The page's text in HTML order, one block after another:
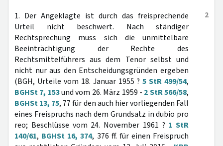
2
1. Der Angeklagte ist durch das freisprechende
Urteil nicht beschwert. Nach ständiger
Rechtsprechung muss sich die unmittelbare
Beeinträchtigung der Rechte des
Rechtsmittelführers aus dem Tenor selbst und
nicht nur aus den Entscheidungsgründen ergeben
(BGH, Urteile vom 18. Januar 1955 ? 5 StR 499/54,
BGHSt 7, 153und vom 26. März 1959 - 2 StR 566/58,
BGHSt 13, 75, 77 für den auch hier vorliegenden Fall
eines Freispruchs nach dem Grundsatz in dubio pro
reo; Beschlüsse vom 24. November 1961 ? 1 StR
140/61, BGHSt 16, 374, 376 ff. für einen Freispruch